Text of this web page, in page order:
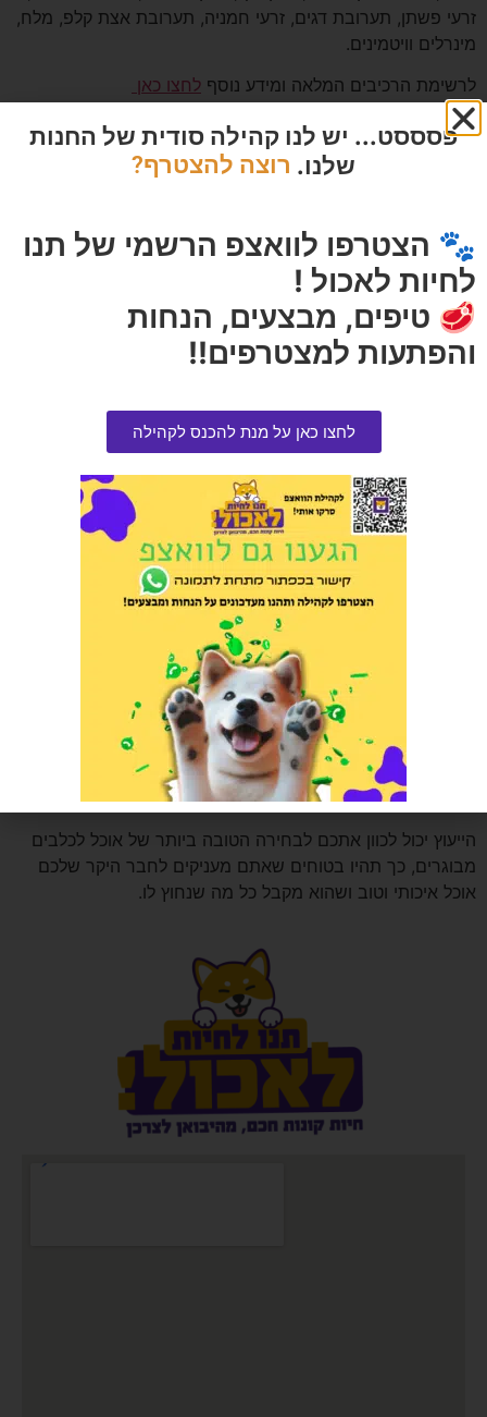
זרעי פשתן, תערובת דגים, זרעי חמניה, תערובת אצת קלפ, מלח,
מינרלים וויטמינים.
לרשימת הרכיבים המלאה ומידע נוסף לחצו כאן
לא לוותר על ייעוץ
קיים מגוון רחב מאוד של מזון לכלבים מבוגרים, בהחלט לא קל
להחליט מה יותר מתאים לכלב שלכם? לא יודעים באיזה מותג
לבחור? ברכיבים של המזון?
חשוב לזכור כי בחירת מזון לכלב זו החלטה חשובה מאוד
המשליחה ישירות על בריאותו.
אנו יכולים להמליץ על המזון המתאים ביותר לכלב שלכם לפי
הנתונים האישיים שלו, לפי הנטיות הבריאותיות שלו וכמובן גם
הייעוץ יכול לכוון אתכם לבחירה הטובה ביותר של אוכל לכלבים
מבוגרים, כך תהיו בטוחים שאתם מעניקים לחבר היקר שלכם
אוכל איכותי וטוב ושהוא מקבל כל מה שנחוץ לו.
פסססט... יש לנו קהילה סודית של החנות
שלנו. רוצה להצטרף?
🐾 הצטרפו לוואצפ הרשמי של תנו
לחיות לאכול !
🥩 טיפים, מבצעים, הנחות
והפתעות למצטרפים!!
לחצו כאן על מנת להכנס לקהילה